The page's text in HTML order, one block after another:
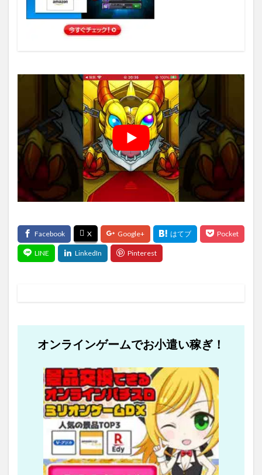
オンラインゲームでお小遣い稼ぎ！